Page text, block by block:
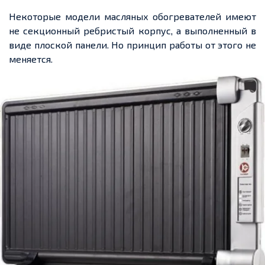
Некоторые модели масляных обогревателей имеют
не секционный ребристый корпус, а выполненный в
виде плоской панели. Но принцип работы от этого не
меняется.